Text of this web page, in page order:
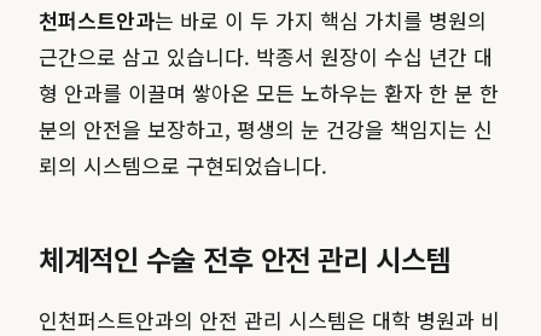
천퍼스트안과는 바로 이 두 가지 핵심 가치를 병원의
근간으로 삼고 있습니다. 박종서 원장이 수십 년간 대
형 안과를 이끌며 쌓아온 모든 노하우는 환자 한 분 한
분의 안전을 보장하고, 평생의 눈 건강을 책임지는 신
뢰의 시스템으로 구현되었습니다.
체계적인 수술 전후 안전 관리 시스템
인천퍼스트안과의 안전 관리 시스템은 대학 병원과 비